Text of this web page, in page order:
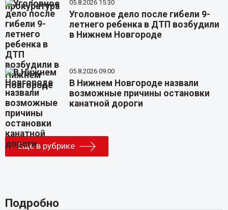
05.8.2026 15:30
Уголовное дело после гибели 9-
летнего ребенка в ДТП возбудили
в Нижнем Новгороде
05.8.2026 09:00
В Нижнем Новгороде назвали
возможные причины остановки
канатной дороги
Еще в рубрике
Подробно